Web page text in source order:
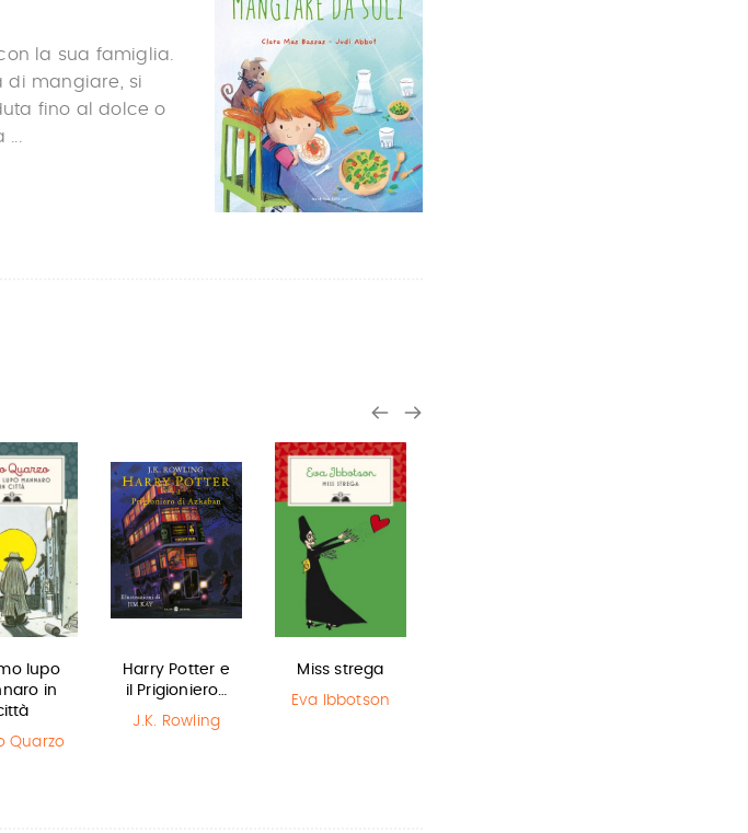
la sua famiglia.
di mangiare, si
fino al dolce o
...
lupo
in
Quarzo
Harry Potter e
il Prigioniero…
J.K. Rowling
Miss strega
Eva Ibbotson